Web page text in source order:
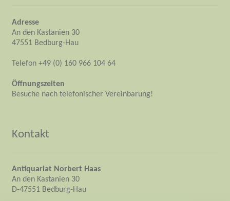
Adresse
An den Kastanien 30
47551 Bedburg-Hau
Telefon +49 (0) 160 966 104 64
Öffnungszeiten
Besuche nach telefonischer Vereinbarung!
Kontakt
Antiquariat Norbert Haas
An den Kastanien 30
D-47551 Bedburg-Hau